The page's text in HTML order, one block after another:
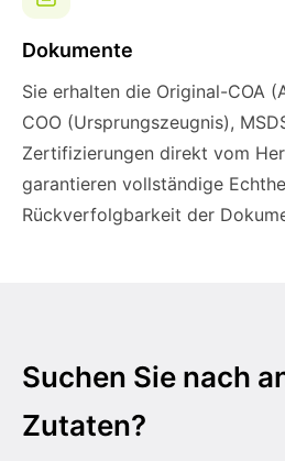
Dokumente
Sie erhalten die Original-COA
COO (Ursprungszeugnis),
Zertifizierungen direkt vom
garantieren vollständige
Rückverfolgbarkeit der
Suchen Sie nach
Zutaten?